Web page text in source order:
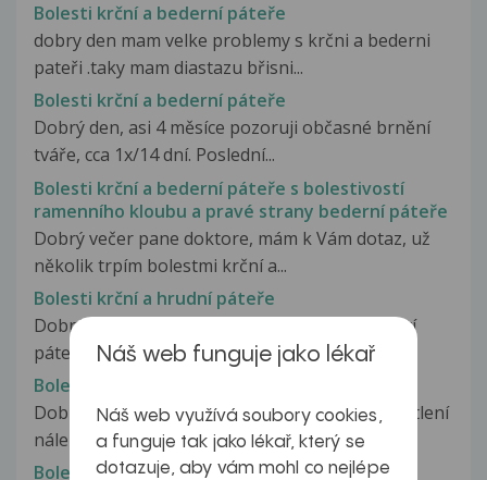
Bolesti krční a bederní páteře
dobry den mam velke problemy s krčni a bederni
pateři .taky mam diastazu břisni...
Bolesti krční a bederní páteře
Dobrý den, asi 4 měsíce pozoruji občasné brnění
tváře, cca 1x/14 dní. Poslední...
Bolesti krční a bederní páteře s bolestivostí
ramenního kloubu a pravé strany bederní páteře
Dobrý večer pane doktore, mám k Vám dotaz, už
několik trpím bolestmi krční a...
Bolesti krční a hrudní páteře
Dobrý den, je mi 47 let. Již asi 5 let trpím bolestí
páteře. Nejvíc v oblasti...
Bolesti krční a hrudní páteře
Dobrý den krční a hrudní páteř Prosím o vysvětlení
nálezu a možnosti řešení....
Bolesti krční a hrudníí páteře
Náš web funguje jako lékař
Náš web využívá soubory cookies,
a funguje tak jako lékař, který se
dotazuje, aby vám mohl co nejlépe